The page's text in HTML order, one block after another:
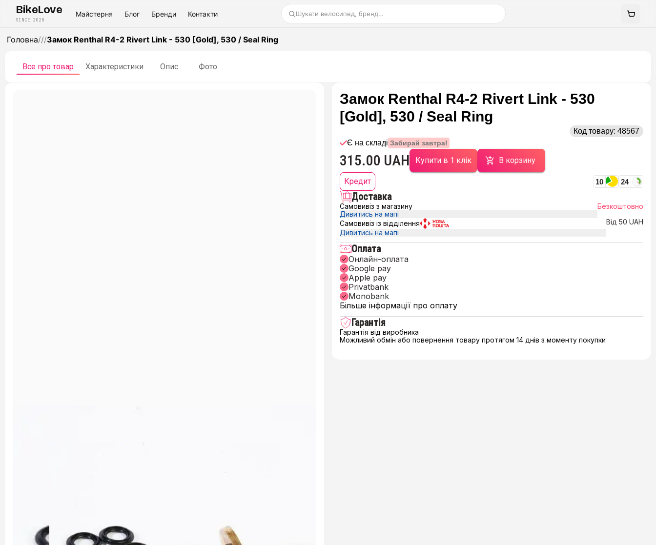
BikeLove
SINCE 2020
Майстерня Блог Бренди Контакти Шукати велосипед, бренд…
Головна///Замок Renthal R4-2 Rivert Link - 530 [Gold], 530 / Seal Ring
Все про товар Характеристики Опис Фото
Замок Renthal R4-2 Rivert Link - 530
[Gold], 530 / Seal Ring
Код товару: 48567
Є на складі Забирай завтра!
315.00 UAH Купити в 1 клік В корзину
Кредит 10 24
Доставка
Самовивіз з магазину
Дивитись на мапі
Безкоштовно
Самовивіз із відділення
Дивитись на мапі
Від 50 UAH
Оплата
Онлайн-оплата
Google pay
Apple pay
Privatbank
Monobank
Більше інформації про оплату
Гарантія
Гарантія від виробника
Можливий обмін або повернення товару протягом 14 днів з моменту покупки